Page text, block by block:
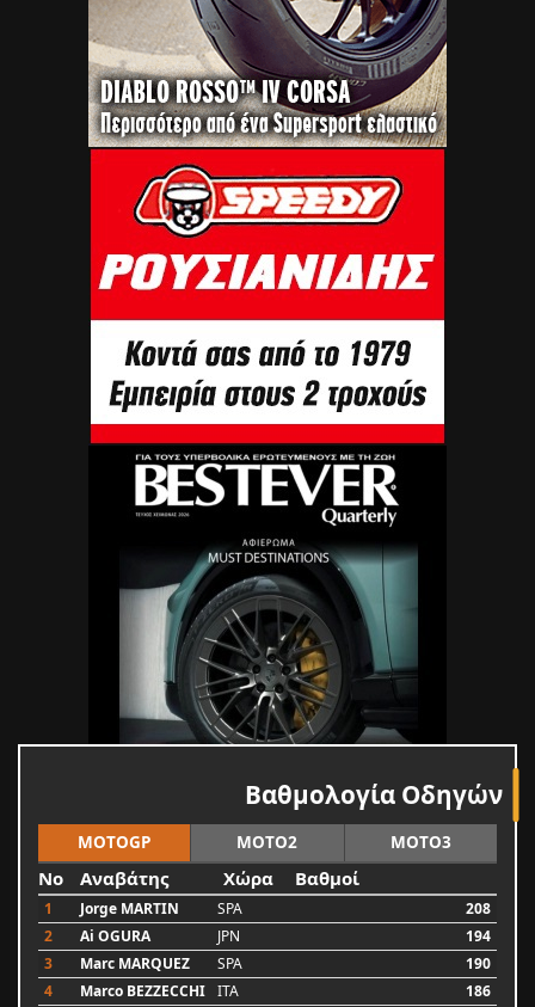
Βαθμολογία Οδηγών
MOTOGP MOTO2 MOTO3
No Αναβάτης Χώρα Βαθμοί
1 Jorge MARTIN SPA
208
2
Ai OGURA JPN
194
3
Marc MARQUEZ SPA
190
4
Marco BEZZECCHI ITA
186